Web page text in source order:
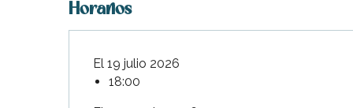
Horarios
El 19 julio 2026
18:00